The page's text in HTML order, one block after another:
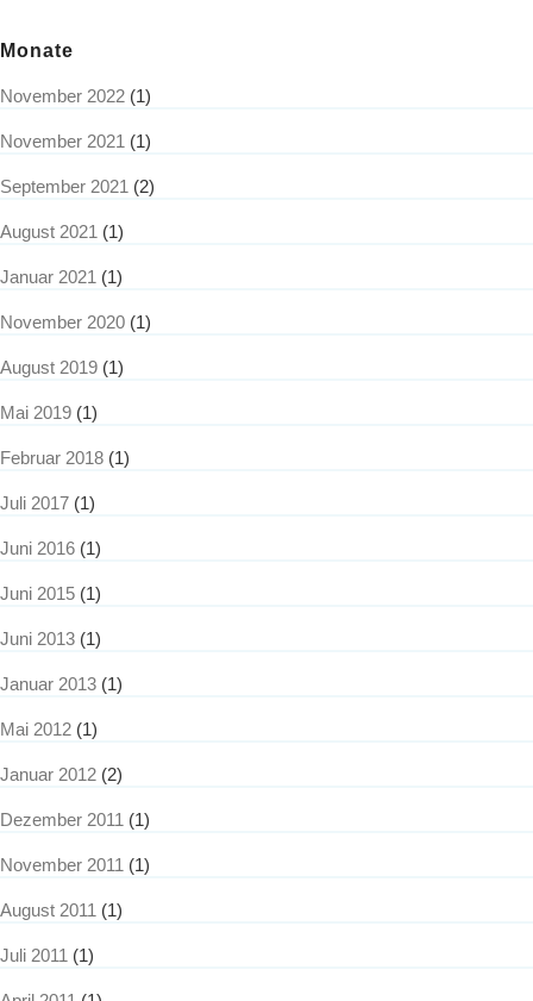
Monate
November 2022 (1)
November 2021 (1)
September 2021 (2)
August 2021 (1)
Januar 2021 (1)
November 2020 (1)
August 2019 (1)
Mai 2019 (1)
Februar 2018 (1)
Juli 2017 (1)
Juni 2016 (1)
Juni 2015 (1)
Juni 2013 (1)
Januar 2013 (1)
Mai 2012 (1)
Januar 2012 (2)
Dezember 2011 (1)
November 2011 (1)
August 2011 (1)
Juli 2011 (1)